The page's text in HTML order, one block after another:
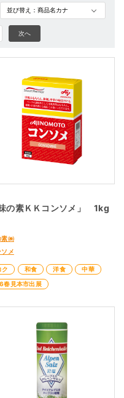
次へ
味の素ＫＫコンソメ」 1kg
素㈱
ソメ
ク 和食 洋食
中華
春見本市出展